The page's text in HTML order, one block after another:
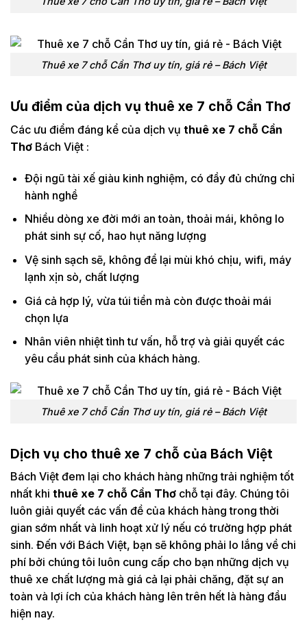
Thuê xe 7 chỗ Cần Thơ uy tín, giá rẻ – Bách Việt
Ưu điểm của dịch vụ thuê xe 7 chỗ Cần Thơ
Các ưu điểm đáng kể của dịch vụ thuê xe 7 chỗ Cần
Thơ Bách Việt :
Đội ngũ tài xế giàu kinh nghiệm, có đầy đủ chứng chỉ
hành nghề
Nhiều dòng xe đời mới an toàn, thoải mái, không lo
phát sinh sự cố, hao hụt năng lượng
Vệ sinh sạch sẽ, không để lại mùi khó chịu, wifi, máy
lạnh xịn sò, chất lượng
Giá cả hợp lý, vừa túi tiền mà còn được thoải mái
chọn lựa
Nhân viên nhiệt tình tư vấn, hỗ trợ và giải quyết các
yêu cầu phát sinh của khách hàng.
Thuê xe 7 chỗ Cần Thơ uy tín, giá rẻ – Bách Việt
Dịch vụ cho thuê xe 7 chỗ của Bách Việt
Bách Việt đem lại cho khách hàng những trải nghiệm tốt
nhất khi thuê xe 7 chỗ Cần Thơ chỗ tại đây. Chúng tôi
luôn giải quyết các vấn đề của khách hàng trong thời
gian sớm nhất và linh hoạt xử lý nếu có trường hợp phát
sinh. Đến với Bách Việt, bạn sẽ không phải lo lắng về chi
phí bởi chúng tôi luôn cung cấp cho bạn những dịch vụ
thuê xe chất lượng mà giá cả lại phải chăng, đặt sự an
toàn và lợi ích của khách hàng lên trên hết là hàng đầu
hiện nay.